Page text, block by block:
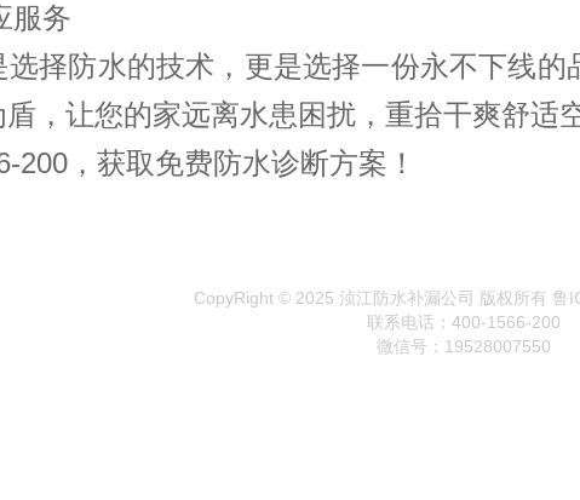
服务
择防水的技术，更是选择一份永不下线的
，让您的家远离水患困扰，重拾干爽舒适
200，获取免费防水诊断方案！
CopyRight © 2025 浈江防水补漏公司 版权所有 鲁
联系电话：400-1566-200
微信号：19528007550